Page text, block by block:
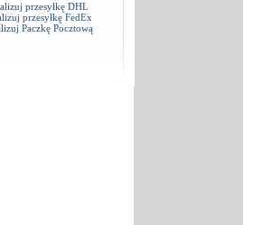
przesyłkę DHL
przesyłkę FedEx
Paczkę Pocztową